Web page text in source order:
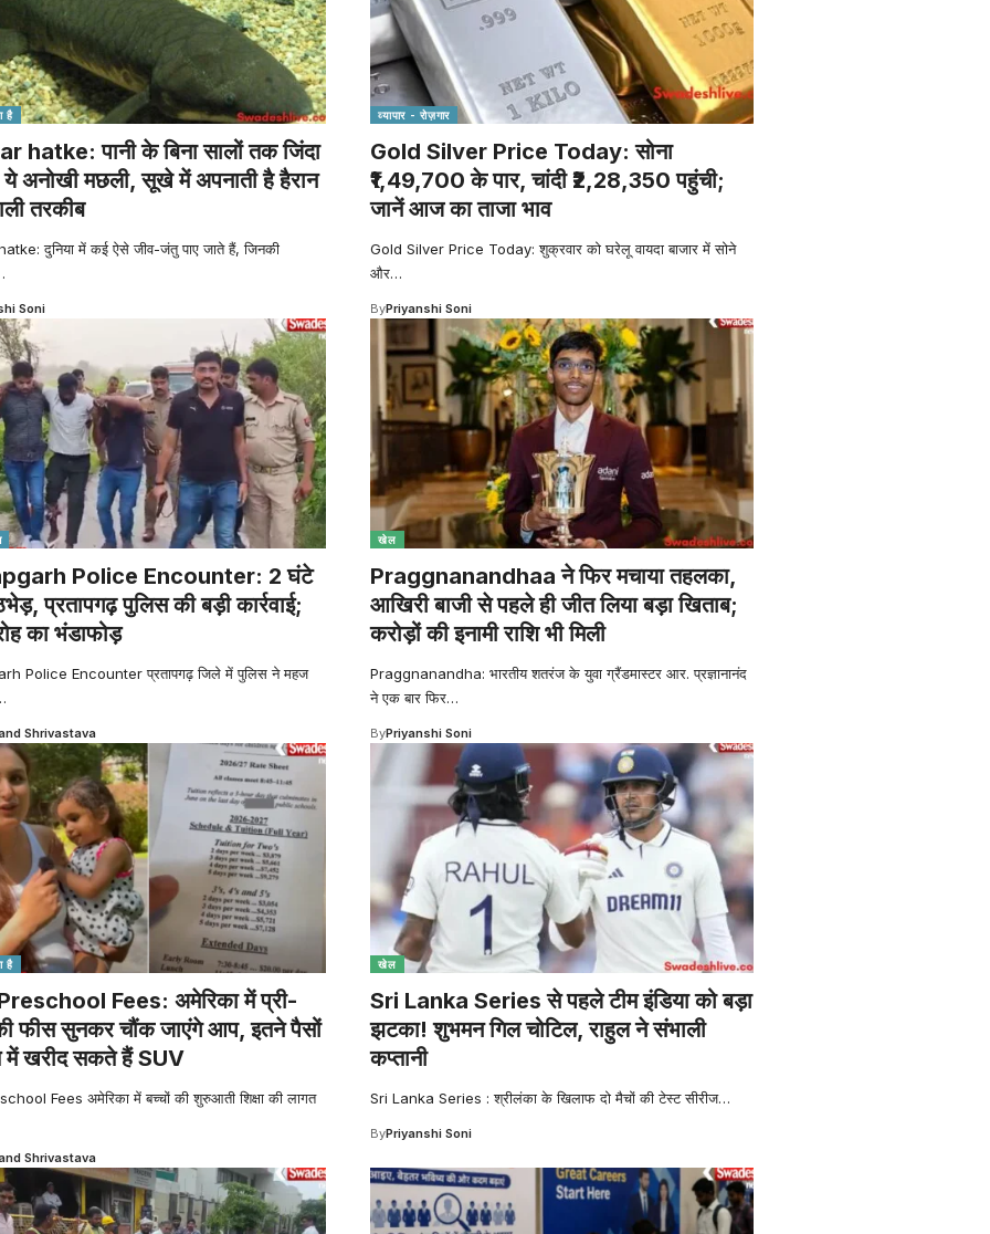
है
hatke: पानी के बिना सालों तक जिंदा
ये अनोखी मछली, सूखे में अपनाती है हैरान
तरकीब
दुनिया में कई ऐसे जीव-जंतु पाए जाते हैं, जिनकी
Soni
व्यापार - रोज़गार
Gold Silver Price Today: सोना
₹1,49,700 के पार, चांदी ₹2,28,350 पहुंची;
जानें आज का ताजा भाव
Gold Silver Price Today: शुक्रवार को घरेलू वायदा बाजार में सोने
और…
ByPriyanshi Soni
Police Encounter: 2 घंटे
प्रतापगढ़ पुलिस की बड़ी कार्रवाई;
का भंडाफोड़
Police Encounter प्रतापगढ़ जिले में पुलिस ने महज
Shrivastava
खेल
Praggnanandhaa ने फिर मचाया तहलका,
आखिरी बाजी से पहले ही जीत लिया बड़ा खिताब;
करोड़ों की इनामी राशि भी मिली
Praggnanandha: भारतीय शतरंज के युवा ग्रैंडमास्टर आर. प्रज्ञानानंद
ने एक बार फिर…
ByPriyanshi Soni
है
Fees: अमेरिका में प्री-
फीस सुनकर चौंक जाएंगे आप, इतने पैसों
में खरीद सकते हैं SUV
Fees अमेरिका में बच्चों की शुरुआती शिक्षा की लागत
Shrivastava
खेल
Sri Lanka Series से पहले टीम इंडिया को बड़ा
झटका! शुभमन गिल चोटिल, राहुल ने संभाली
कप्तानी
Sri Lanka Series : श्रीलंका के खिलाफ दो मैचों की टेस्ट सीरीज…
ByPriyanshi Soni